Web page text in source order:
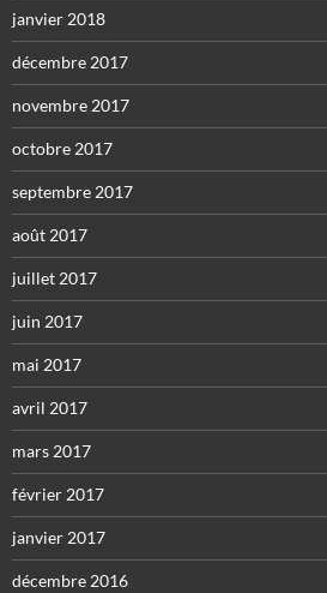
janvier 2018
décembre 2017
novembre 2017
octobre 2017
septembre 2017
août 2017
juillet 2017
juin 2017
mai 2017
avril 2017
mars 2017
février 2017
janvier 2017
décembre 2016